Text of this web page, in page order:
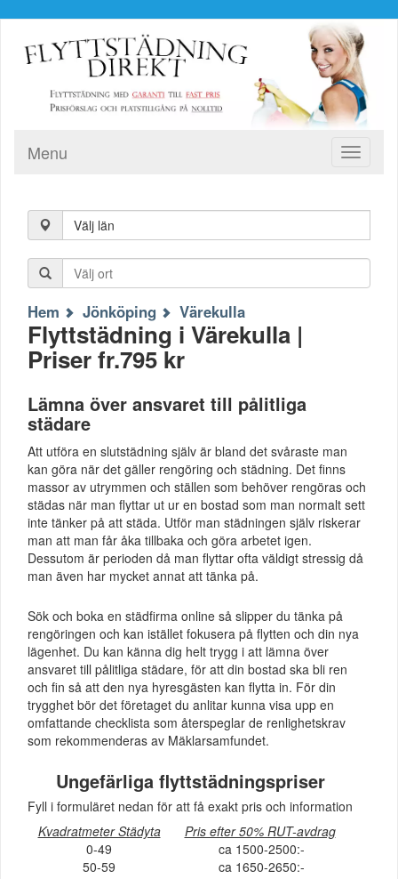
Toggle
Menu
Välj län
Hem Jönköping Värekulla
Flyttstädning i Värekulla |
Priser fr.795 kr
Lämna över ansvaret till pålitliga
städare
Att utföra en slutstädning själv är bland det svåraste man
kan göra när det gäller rengöring och städning. Det finns
massor av utrymmen och ställen som behöver rengöras och
städas när man flyttar ut ur en bostad som man normalt sett
inte tänker på att städa. Utför man städningen själv riskerar
man att man får åka tillbaka och göra arbetet igen.
Dessutom är perioden då man flyttar ofta väldigt stressig då
man även har mycket annat att tänka på.
Sök och boka en städfirma online så slipper du tänka på
rengöringen och kan istället fokusera på flytten och din nya
lägenhet. Du kan känna dig helt trygg i att lämna över
ansvaret till pålitliga städare, för att din bostad ska bli ren
och fin så att den nya hyresgästen kan flytta in. För din
trygghet bör det företaget du anlitar kunna visa upp en
omfattande checklista som återspeglar de renlighetskrav
som rekommenderas av Mäklarsamfundet.
Ungefärliga flyttstädningspriser
Fyll i formuläret nedan för att få exakt pris och information
Kvadratmeter Städyta
Pris efter 50% RUT-avdrag
0-49
ca 1500-2500:-
50-59
ca 1650-2650:-